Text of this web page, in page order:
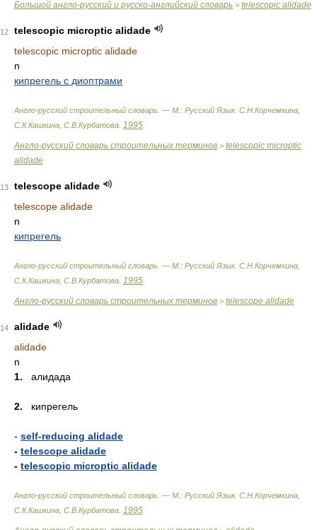
Большой англо-русский и русско-английский словарь > telescopic alidade
12
telescopic microptic alidade
telescopic microptic alidade
n
кипрегель с диоптрами
Англо-русский строительный словарь. — М.: Русский Язык. С.Н.Корчемкина,
С.К.Кашкина, С.В.Курбатова 1995
Англо-русский словарь строительных терминов > telescopic microptic
alidade
13
telescope alidade
telescope alidade
n
кипрегель
Англо-русский строительный словарь. — М.: Русский Язык. С.Н.Корчемкина,
С.К.Кашкина, С.В.Курбатова 1995
Англо-русский словарь строительных терминов > telescope alidade
14
alidade
alidade
n
1. алидада
2. кипрегель
- self-reducing alidade
- telescope alidade
- telescopic microptic alidade
Англо-русский строительный словарь. — М.: Русский Язык. С.Н.Корчемкина,
С.К.Кашкина, С.В.Курбатова 1995